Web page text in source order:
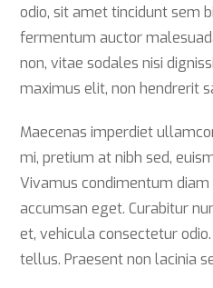
odio, sit amet tincidunt sem
fermentum auctor
non, vitae sodales nisi
maximus elit, non hendrerit
Maecenas imperdiet
mi, pretium at nibh sed,
Vivamus condimentum
accumsan eget. Curabitur
et, vehicula consectetur
tellus. Praesent non lacinia